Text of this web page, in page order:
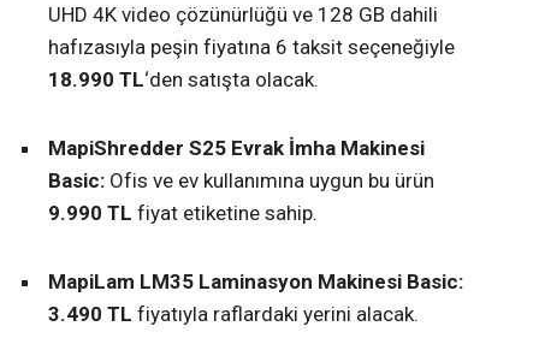
UHD 4K video çözünürlüğü ve 128 GB dahili
hafızasıyla peşin fiyatına 6 taksit seçeneğiyle
18.990 TL‘den satışta olacak.
MapiShredder S25 Evrak İmha Makinesi
Basic: Ofis ve ev kullanımına uygun bu ürün
9.990 TL fiyat etiketine sahip.
MapiLam LM35 Laminasyon Makinesi Basic:
3.490 TL fiyatıyla raflardaki yerini alacak.